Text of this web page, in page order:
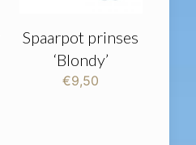
Spaarpot prinses
‘Blondy’
€9,50